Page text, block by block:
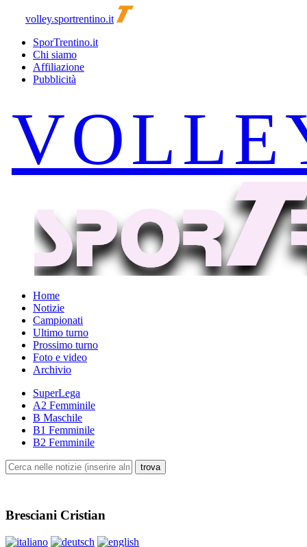
volley.sportrentino.it
SporTrentino.it
Chi siamo
Affiliazione
Pubblicità
Home
Notizie
Campionati
Ultimo turno
Prossimo turno
Foto e video
Archivio
SuperLega
A2 Femminile
B Maschile
B1 Femminile
B2 Femminile
Bresciani Cristian